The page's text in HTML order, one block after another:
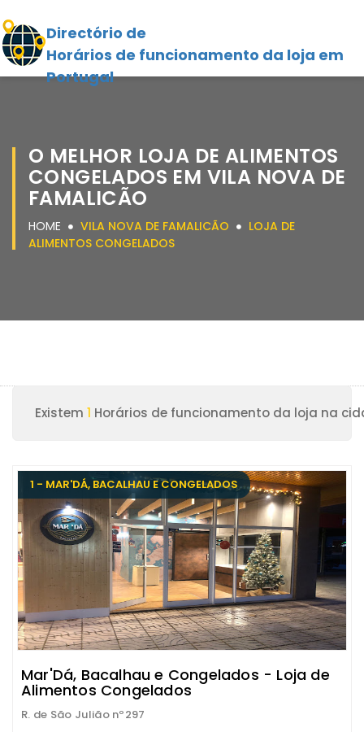
Directório de
Horários de funcionamento da loja em
Portugal
O MELHOR LOJA DE ALIMENTOS
CONGELADOS EM VILA NOVA DE
FAMALICÃO
HOME VILA NOVA DE FAMALICÃO
LOJA DE
ALIMENTOS CONGELADOS
Existem 1 Horários de funcionamento da loja na
1 - MAR'DÁ, BACALHAU E CONGELADOS
Mar'Dá, Bacalhau e Congelados - Loja de
Alimentos Congelados
R. de São Julião nº297